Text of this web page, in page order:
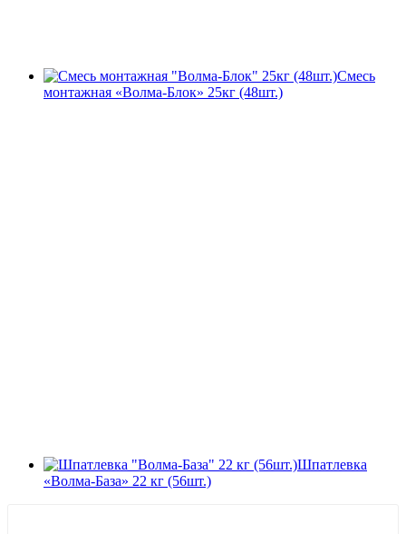
Смесь
монтажная «Волма-Блок» 25кг (48шт.)
Шпатлевка
«Волма-База» 22 кг (56шт.)